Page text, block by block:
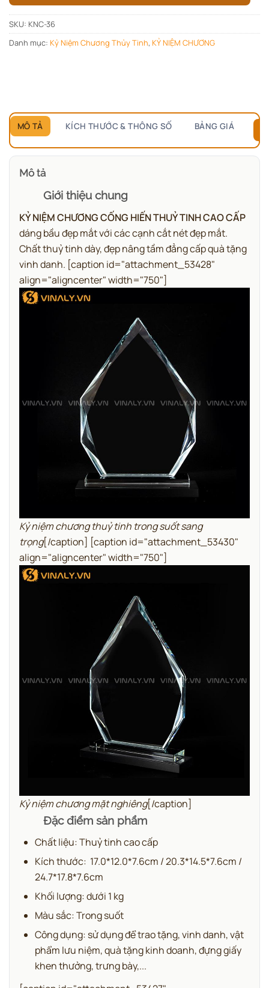
SKU: KNC-36
Danh mục: Kỷ Niệm Chương Thủy Tinh, KỶ NIỆM CHƯƠNG
MÔ TẢ KÍCH THƯỚC & THÔNG SỐ BẢNG GIÁ
Mô tả
Giới thiệu chung
KỶ NIỆM CHƯƠNG CỐNG HIẾN THUỶ TINH CAO CẤP
dáng bầu đẹp mắt với các cạnh cắt nét đẹp mắt.
Chất thuỷ tinh dày, đẹp nâng tầm đẳng cấp quà tặng
vinh danh. [caption id="attachment_53428"
align="aligncenter" width="750"]
Kỷ niệm chương thuỷ tinh trong suốt sang
trọng[/caption] [caption id="attachment_53430"
align="aligncenter" width="750"]
Kỷ niệm chương mặt nghiêng[/caption]
Đặc điểm sản phẩm
Chất liệu: Thuỷ tinh cao cấp
Kích thước: 17.0*12.0*7.6cm / 20.3*14.5*7.6cm /
24.7*17.8*7.6cm
Khối lượng: dưới 1 kg
Màu sắc: Trong suốt
Công dụng: sử dụng để trao tặng, vinh danh, vật
phẩm lưu niệm, quà tặng kinh doanh, đựng giấy
khen thưởng, trưng bày,...